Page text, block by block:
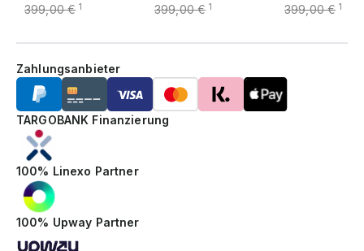
399,00 € 1 399,00 € 1 399,00 € 1
100% Upway Partner
100% Linexo Partner
TARGOBANK Finanzierung
Zahlungsanbieter